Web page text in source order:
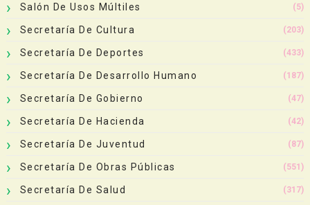
Salón De Usos Múltiles (5)
Secretaría De Cultura (203)
Secretaría De Deportes (433)
Secretaría De Desarrollo Humano (187)
Secretaría De Gobierno (47)
Secretaría De Hacienda (42)
Secretaría De Juventud (87)
Secretaría De Obras Públicas (551)
Secretaría De Salud (317)